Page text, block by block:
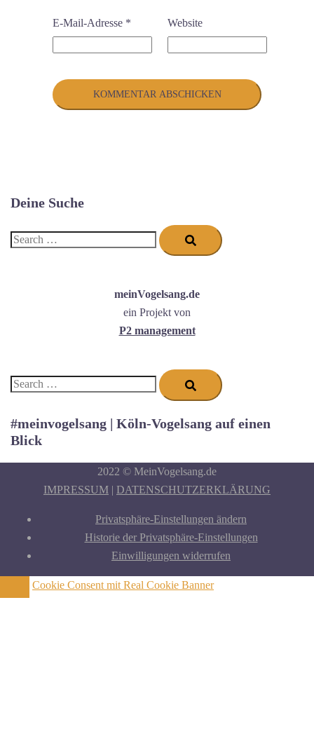
E-Mail-Adresse * Website
Deine Suche
Search…
meinVogelsang.de
ein Projekt von
P2 management
Search…
#meinvogelsang | Köln-Vogelsang auf einen
Blick
2022 © MeinVogelsang.de
IMPRESSUM | DATENSCHUTZERKLÄRUNG
Privatsphäre-Einstellungen ändern
Historie der Privatsphäre-Einstellungen
Einwilligungen widerrufen
Cookie Consent mit Real Cookie Banner